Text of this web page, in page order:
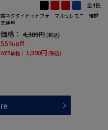
全4色
蝶ネクタイドットフォーマルセレモニー結婚
式通年
価格： 4,389円 (税込)
55%off
WEB価格： 1,990円 (税込)